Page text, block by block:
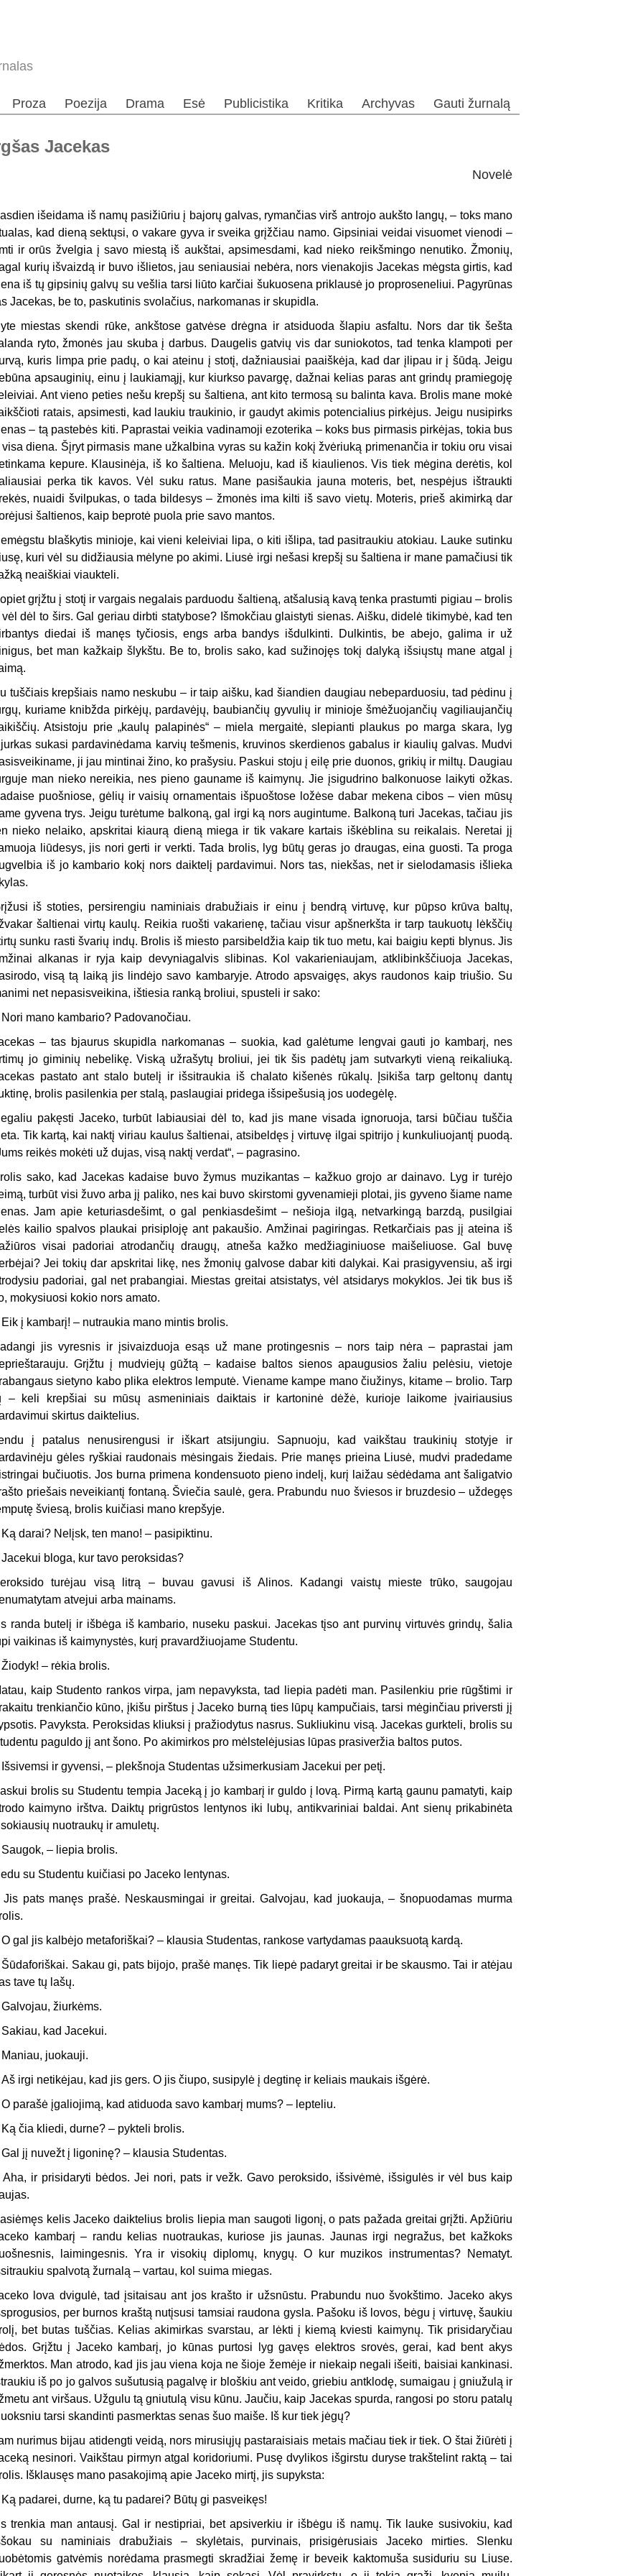
Proza Poezija Drama Esė Publicistika Kritika Archyvas Gauti žurnalą
Jacekas
Novelė
išeidama iš namų pasižiūriu į bajorų galvas, rymančias virš antrojo aukšto langų, – toks mano
kad dieną sektųsi, o vakare gyva ir sveika grįžčiau namo. Gipsiniai veidai visuomet vienodi –
ir orūs žvelgia į savo miestą iš aukštai, apsimesdami, kad nieko reikšmingo nenutiko. Žmonių,
kurių išvaizdą ir buvo išlietos, jau seniausiai nebėra, nors vienakojis Jacekas mėgsta girtis, kad
iš tų gipsinių galvų su vešlia tarsi liūto karčiai šukuosena priklausė jo proproseneliui. Pagyrūnas
Jacekas, be to, paskutinis svolačius, narkomanas ir skupidla.
miestas skendi rūke, ankštose gatvėse drėgna ir atsiduoda šlapiu asfaltu. Nors dar tik šešta
ryto, žmonės jau skuba į darbus. Daugelis gatvių vis dar suniokotos, tad tenka klampoti per
kuris limpa prie padų, o kai ateinu į stotį, dažniausiai paaiškėja, kad dar įlipau ir į šūdą. Jeigu
apsauginių, einu į laukiamąjį, kur kiurkso pavargę, dažnai kelias paras ant grindų pramiegoję
Ant vieno peties nešu krepšį su šaltiena, ant kito termosą su balinta kava. Brolis mane mokė
ratais, apsimesti, kad laukiu traukinio, ir gaudyt akimis potencialius pirkėjus. Jeigu nusipirks
– tą pastebės kiti. Paprastai veikia vadinamoji ezoterika – koks bus pirmasis pirkėjas, tokia bus
visa diena. Šįryt pirmasis mane užkalbina vyras su kažin kokį žvėriuką primenančia ir tokiu oru visai
kepure. Klausinėja, iš ko šaltiena. Meluoju, kad iš kiaulienos. Vis tiek mėgina derėtis, kol
perka tik kavos. Vėl suku ratus. Mane pasišaukia jauna moteris, bet, nespėjus ištraukti
nuaidi švilpukas, o tada bildesys – žmonės ima kilti iš savo vietų. Moteris, prieš akimirką dar
šaltienos, kaip beprotė puola prie savo mantos.
blaškytis minioje, kai vieni keleiviai lipa, o kiti išlipa, tad pasitraukiu atokiau. Lauke sutinku
kuri vėl su didžiausia mėlyne po akimi. Liusė irgi nešasi krepšį su šaltiena ir mane pamačiusi tik
neaiškiai viaukteli.
grįžtu į stotį ir vargais negalais parduodu šaltieną, atšalusią kavą tenka prastumti pigiau – brolis
vėl dėl to širs. Gal geriau dirbti statybose? Išmokčiau glaistyti sienas. Aišku, didelė tikimybė, kad ten
diedai iš manęs tyčiosis, engs arba bandys išdulkinti. Dulkintis, be abejo, galima ir už
bet man kažkaip šlykštu. Be to, brolis sako, kad sužinojęs tokį dalyką išsiųstų mane atgal į
tuščiais krepšiais namo neskubu – ir taip aišku, kad šiandien daugiau nebeparduosiu, tad pėdinu į
kuriame knibžda pirkėjų, pardavėjų, baubiančių gyvulių ir minioje šmėžuojančių vagiliaujančių
Atsistoju prie „kaulų palapinės“ – miela mergaitė, slepianti plaukus po marga skara, lyg
sukasi pardavinėdama karvių tešmenis, kruvinos skerdienos gabalus ir kiaulių galvas. Mudvi
ji jau mintinai žino, ko prašysiu. Paskui stoju į eilę prie duonos, grikių ir miltų. Daugiau
man nieko nereikia, nes pieno gauname iš kaimynų. Jie įsigudrino balkonuose laikyti ožkas.
puošniose, gėlių ir vaisių ornamentais išpuoštose ložėse dabar mekena cibos – vien mūsų
gyvena trys. Jeigu turėtume balkoną, gal irgi ką nors augintume. Balkoną turi Jacekas, tačiau jis
nieko nelaiko, apskritai kiaurą dieną miega ir tik vakare kartais iškėblina su reikalais. Neretai jį
liūdesys, jis nori gerti ir verkti. Tada brolis, lyg būtų geras jo draugas, eina guosti. Ta proga
iš jo kambario kokį nors daiktelį pardavimui. Nors tas, niekšas, net ir sielodamasis išlieka
iš stoties, persirengiu naminiais drabužiais ir einu į bendrą virtuvę, kur pūpso krūva baltų,
šaltienai virtų kaulų. Reikia ruošti vakarienę, tačiau visur apšnerkšta ir tarp taukuotų lėkščių
sunku rasti švarių indų. Brolis iš miesto parsibeldžia kaip tik tuo metu, kai baigiu kepti blynus. Jis
alkanas ir ryja kaip devyniagalvis slibinas. Kol vakarieniaujam, atklibinkščiuoja Jacekas,
visą tą laiką jis lindėjo savo kambaryje. Atrodo apsvaigęs, akys raudonos kaip triušio. Su
net nepasisveikina, ištiesia ranką broliui, spusteli ir sako:
Nori mano kambario? Padovanočiau.
– tas bjaurus skupidla narkomanas – suokia, kad galėtume lengvai gauti jo kambarį, nes
jo giminių nebelikę. Viską užrašytų broliui, jei tik šis padėtų jam sutvarkyti vieną reikaliuką.
pastato ant stalo butelį ir išsitraukia iš chalato kišenės rūkalų. Įsikiša tarp geltonų dantų
brolis pasilenkia per stalą, paslaugiai pridega išsipešusią jos uodegėlę.
pakęsti Jaceko, turbūt labiausiai dėl to, kad jis mane visada ignoruoja, tarsi būčiau tuščia
Tik kartą, kai naktį viriau kaulus šaltienai, atsibeldęs į virtuvę ilgai spitrijo į kunkuliuojantį puodą.
reikės mokėti už dujas, visą naktį verdat“, – pagrasino.
sako, kad Jacekas kadaise buvo žymus muzikantas – kažkuo grojo ar dainavo. Lyg ir turėjo
turbūt visi žuvo arba jį paliko, nes kai buvo skirstomi gyvenamieji plotai, jis gyveno šiame name
Jam apie keturiasdešimt, o gal penkiasdešimt – nešioja ilgą, netvarkingą barzdą, pusilgiai
kailio spalvos plaukai prisiploję ant pakaušio. Amžinai pagiringas. Retkarčiais pas jį ateina iš
visai padoriai atrodančių draugų, atneša kažko medžiaginiuose maišeliuose. Gal buvę
Jei tokių dar apskritai likę, nes žmonių galvose dabar kiti dalykai. Kai prasigyvensiu, aš irgi
padoriai, gal net prabangiai. Miestas greitai atsistatys, vėl atsidarys mokyklos. Jei tik bus iš
mokysiuosi kokio nors amato.
Eik į kambarį! – nutraukia mano mintis brolis.
jis vyresnis ir įsivaizduoja esąs už mane protingesnis – nors taip nėra – paprastai jam
Grįžtu į mudviejų gūžtą – kadaise baltos sienos apaugusios žaliu pelėsiu, vietoje
sietyno kabo plika elektros lemputė. Viename kampe mano čiužinys, kitame – brolio. Tarp
– keli krepšiai su mūsų asmeniniais daiktais ir kartoninė dėžė, kurioje laikome įvairiausius
skirtus daiktelius.
į patalus nenusirengusi ir iškart atsijungiu. Sapnuoju, kad vaikštau traukinių stotyje ir
gėles ryškiai raudonais mėsingais žiedais. Prie manęs prieina Liusė, mudvi pradedame
bučiuotis. Jos burna primena kondensuoto pieno indelį, kurį laižau sėdėdama ant šaligatvio
priešais neveikiantį fontaną. Šviečia saulė, gera. Prabundu nuo šviesos ir bruzdesio – uždegęs
šviesą, brolis kuičiasi mano krepšyje.
Ką darai? Nelįsk, ten mano! – pasipiktinu.
Jacekui bloga, kur tavo peroksidas?
turėjau visą litrą – buvau gavusi iš Alinos. Kadangi vaistų mieste trūko, saugojau
atvejui arba mainams.
randa butelį ir išbėga iš kambario, nuseku paskui. Jacekas tįso ant purvinų virtuvės grindų, šalia
vaikinas iš kaimynystės, kurį pravardžiuojame Studentu.
Žiodyk! – rėkia brolis.
kaip Studento rankos virpa, jam nepavyksta, tad liepia padėti man. Pasilenkiu prie rūgštimi ir
trenkiančio kūno, įkišu pirštus į Jaceko burną ties lūpų kampučiais, tarsi mėginčiau priversti jį
Pavyksta. Peroksidas kliuksi į pražiodytus nasrus. Sukliukinu visą. Jacekas gurkteli, brolis su
paguldo jį ant šono. Po akimirkos pro mėlstelėjusias lūpas prasiveržia baltos putos.
Išsivemsi ir gyvensi, – plekšnoja Studentas užsimerkusiam Jacekui per petį.
brolis su Studentu tempia Jaceką į jo kambarį ir guldo į lovą. Pirmą kartą gaunu pamatyti, kaip
kaimyno irštva. Daiktų prigrūstos lentynos iki lubų, antikvariniai baldai. Ant sienų prikabinėta
nuotraukų ir amuletų.
Saugok, – liepia brolis.
su Studentu kuičiasi po Jaceko lentynas.
Jis pats manęs prašė. Neskausmingai ir greitai. Galvojau, kad juokauja, – šnopuodamas murma
O gal jis kalbėjo metaforiškai? – klausia Studentas, rankose vartydamas paauksuotą kardą.
Šūdaforiškai. Sakau gi, pats bijojo, prašė manęs. Tik liepė padaryt greitai ir be skausmo. Tai ir atėjau
tave tų lašų.
Galvojau, žiurkėms.
Sakiau, kad Jacekui.
Maniau, juokauji.
Aš irgi netikėjau, kad jis gers. O jis čiupo, susipylė į degtinę ir keliais maukais išgėrė.
O parašė įgaliojimą, kad atiduoda savo kambarį mums? – lepteliu.
Ką čia kliedi, durne? – pykteli brolis.
Gal jį nuvežt į ligoninę? – klausia Studentas.
Aha, ir prisidaryti bėdos. Jei nori, pats ir vežk. Gavo peroksido, išsivėmė, išsigulės ir vėl bus kaip
kelis Jaceko daiktelius brolis liepia man saugoti ligonį, o pats pažada greitai grįžti. Apžiūriu
kambarį – randu kelias nuotraukas, kuriose jis jaunas. Jaunas irgi negražus, bet kažkoks
laimingesnis. Yra ir visokių diplomų, knygų. O kur muzikos instrumentas? Nematyt.
spalvotą žurnalą – vartau, kol suima miegas.
lova dvigulė, tad įsitaisau ant jos krašto ir užsnūstu. Prabundu nuo švokštimo. Jaceko akys
per burnos kraštą nutįsusi tamsiai raudona gysla. Pašoku iš lovos, bėgu į virtuvę, šaukiu
bet butas tuščias. Kelias akimirkas svarstau, ar lėkti į kiemą kviesti kaimynų. Tik prisidaryčiau
Grįžtu į Jaceko kambarį, jo kūnas purtosi lyg gavęs elektros srovės, gerai, kad bent akys
Man atrodo, kad jis jau viena koja ne šioje žemėje ir niekaip negali išeiti, baisiai kankinasi.
iš po jo galvos sušutusią pagalvę ir bloškiu ant veido, griebiu antklodę, sumaigau į gniužulą ir
ant viršaus. Užgulu tą gniutulą visu kūnu. Jaučiu, kaip Jacekas spurda, rangosi po storu patalų
tarsi skandinti pasmerktas senas šuo maiše. Iš kur tiek jėgų?
nurimus bijau atidengti veidą, nors mirusiųjų pastaraisiais metais mačiau tiek ir tiek. O štai žiūrėti į
nesinori. Vaikštau pirmyn atgal koridoriumi. Pusę dvylikos išgirstu duryse trakštelint raktą – tai
Išklausęs mano pasakojimą apie Jaceko mirtį, jis supyksta:
Ką padarei, durne, ką tu padarei? Būtų gi pasveikęs!
trenkia man antausį. Gal ir nestipriai, bet apsiverkiu ir išbėgu iš namų. Tik lauke susivokiu, kad
su naminiais drabužiais – skylėtais, purvinais, prisigėrusiais Jaceko mirties. Slenku
gatvėmis norėdama prasmegti skradžiai žemę ir beveik kaktomuša susiduriu su Liuse.